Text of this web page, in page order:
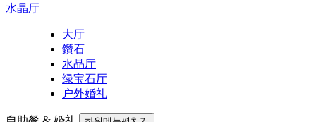
水晶厅
大厅
鑽石
水晶厅
绿宝石厅
户外婚礼